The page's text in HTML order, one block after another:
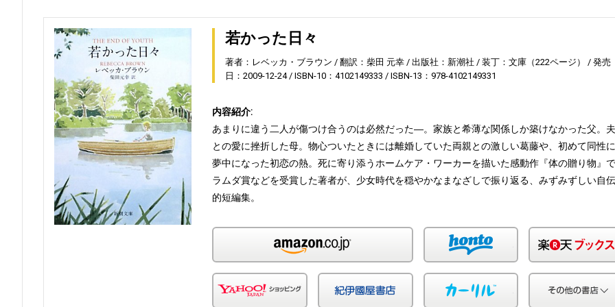
若かった日々
著者：レベッカ・ブラウン 翻訳：柴田 元幸 出版社：新潮社 装丁：文庫（222ページ）
発売
日：2009-12-24
ISBN-10：4102149333 ISBN-13：978-4102149331
内容紹介:
あまりに違う二人が傷つけ合うのは必然だった―。家族と希薄な関係しか築けなかった父。夫
との愛に挫折した母。物心ついたときには離婚していた両親との激しい葛藤や、初めて同性に
夢中になった初恋の熱。死に寄り添うホームケア・ワーカーを描いた感動作『体の贈り物』で
ラムダ賞などを受賞した著者が、少女時代を穏やかなまなざしで振り返る、みずみずしい自伝
的短編集。
honto
Yahoo!ショッピング 紀伊国屋 カーリル